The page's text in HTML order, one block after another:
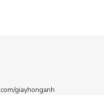
giayhonganh